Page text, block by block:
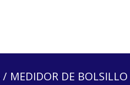
/ MEDIDOR DE